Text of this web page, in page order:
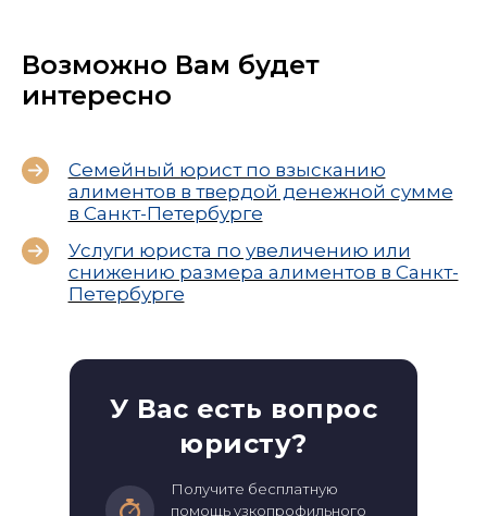
Возможно Вам будет
интересно
Семейный юрист по взысканию
алиментов в твердой денежной сумме
в Санкт-Петербурге
Услуги юриста по увеличению или
снижению размера алиментов в Санкт-
Петербурге
У Вас есть вопрос
юристу?
Получите бесплатную
помощь узкопрофильного